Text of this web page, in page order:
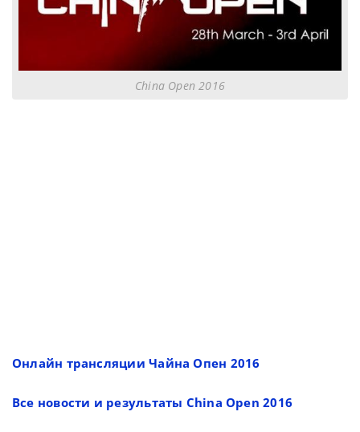
China Open 2016
Онлайн трансляции Чайна Опен 2016
Все новости и результаты Сhina Open 2016